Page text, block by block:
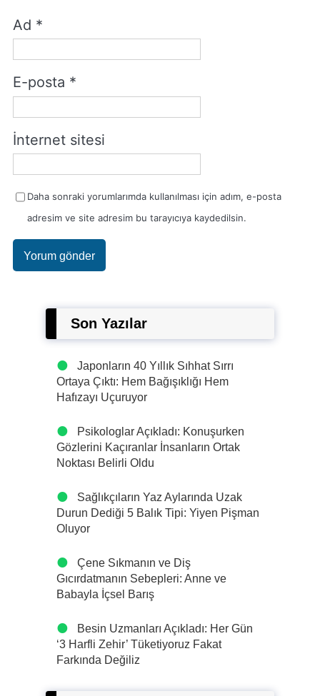
Ad *
E-posta *
İnternet sitesi
Daha sonraki yorumlarımda kullanılması için adım, e-posta
adresim ve site adresim bu tarayıcıya kaydedilsin.
Son Yazılar
Japonların 40 Yıllık Sıhhat Sırrı
Ortaya Çıktı: Hem Bağışıklığı Hem
Hafızayı Uçuruyor
Psikologlar Açıkladı: Konuşurken
Gözlerini Kaçıranlar İnsanların Ortak
Noktası Belirli Oldu
Sağlıkçıların Yaz Aylarında Uzak
Durun Dediği 5 Balık Tipi: Yiyen Pişman
Oluyor
Çene Sıkmanın ve Diş
Gıcırdatmanın Sebepleri: Anne ve
Babayla İçsel Barış
Besin Uzmanları Açıkladı: Her Gün
‘3 Harfli Zehir’ Tüketiyoruz Fakat
Farkında Değiliz